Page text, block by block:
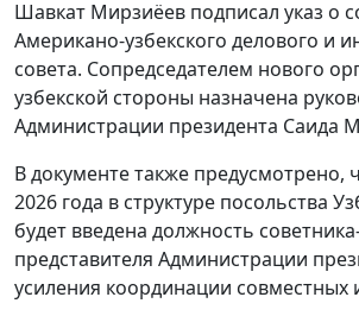
Шавкат Мирзиёев подписал указ о
Американо-узбекского делового и
совета. Сопредседателем нового
узбекской стороны назначена
Администрации президента Саида
В документе также предусмотрено,
2026 года в структуре посольства
будет введена должность
представителя Администрации
усиления координации совместных